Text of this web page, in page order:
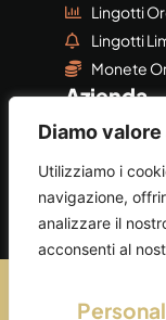
Diamo
Utilizziamo i
navigazione,
analizzare il
acconsenti al
Lingotti
Lingotti
Monete
Azienda
Azienda